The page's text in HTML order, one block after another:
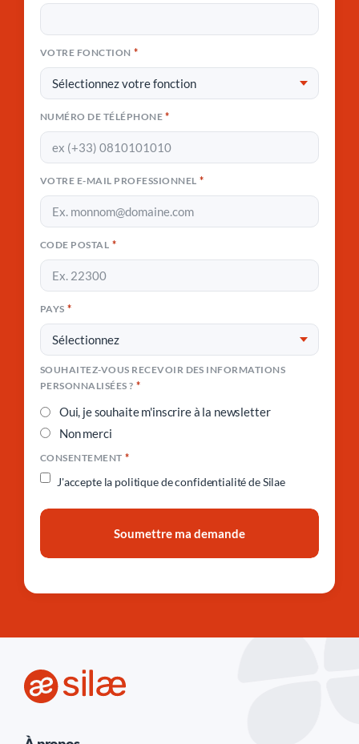
VOTRE FONCTION *
NUMÉRO DE TÉLÉPHONE *
VOTRE E-MAIL PROFESSIONNEL *
CODE POSTAL *
PAYS *
SOUHAITEZ-VOUS RECEVOIR DES INFORMATIONS
PERSONNALISÉES ? *
Oui, je souhaite m'inscrire à la newsletter
Non merci
CONSENTEMENT *
J'accepte la politique de confidentialité de Silae